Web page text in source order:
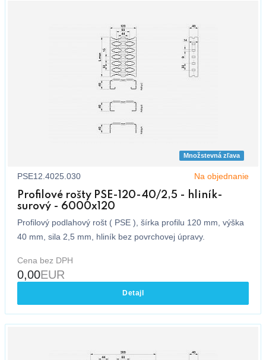
Množstevná zľava
PSE12.4025.030 Na objednanie
Profilové rošty PSE-120-40/2,5 - hliník-
surový - 6000x120
Profilový podlahový rošt ( PSE ), šírka profilu 120 mm, výška
40 mm, sila 2,5 mm, hliník bez povrchovej úpravy.
Cena bez DPH
0,00EUR
Detajl